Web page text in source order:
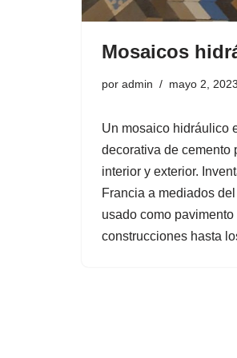
Mosaicos
por admin mayo 2, 2023
Un mosaico hidráulico
decorativa de cemento
interior y exterior.
Francia a mediados
usado como pavimento
construcciones hasta